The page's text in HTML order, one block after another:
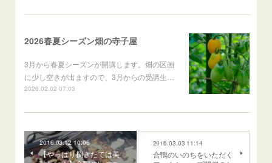
2026春夏シーズン畑の寺子屋
3月から春夏シーズンが開講します。畑の区画
に少し空きが出ますので、3月からの受講生…
2026.02.02 07:03
2016.03.12 10:06
【やっぱり捌きたては美
2016.03.03 11:14
合鴨のいのちをいただく